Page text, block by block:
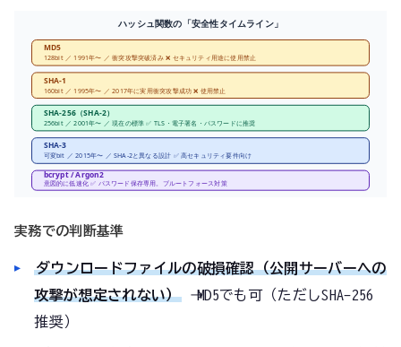
ハッシュ関数の「安全性タイムライン」
MD5
128bit ／ 1991年〜 ／ 衝突攻撃突破済み ❌ セキュリティ用途に使用禁止
SHA-1
160bit ／ 1995年〜 ／ 2017年に実用衝突攻撃成功 ❌ 使用禁止
SHA-256（SHA-2）
256bit ／ 2001年〜 ／ 現在の標準 ✅ TLS・電子署名・パスワードに推奨
SHA-3
可変bit ／ 2015年〜 ／ SHA-2と異なる設計 ✅ 高セキュリティ要件向け
bcrypt / Argon2
意図的に低速化 ✅ パスワード保存専用。ブルートフォース対策
実務での判断基準
ダウンロードファイルの破損確認（公開サーバーへの
攻撃が想定されない） → MD5でも可（ただしSHA-256
推奨）